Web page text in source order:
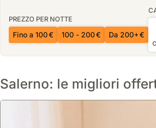
PREZZO PER NOTTE
Fino a 100 € 100 - 200 € Da 200+ €
Salerno: le migliori